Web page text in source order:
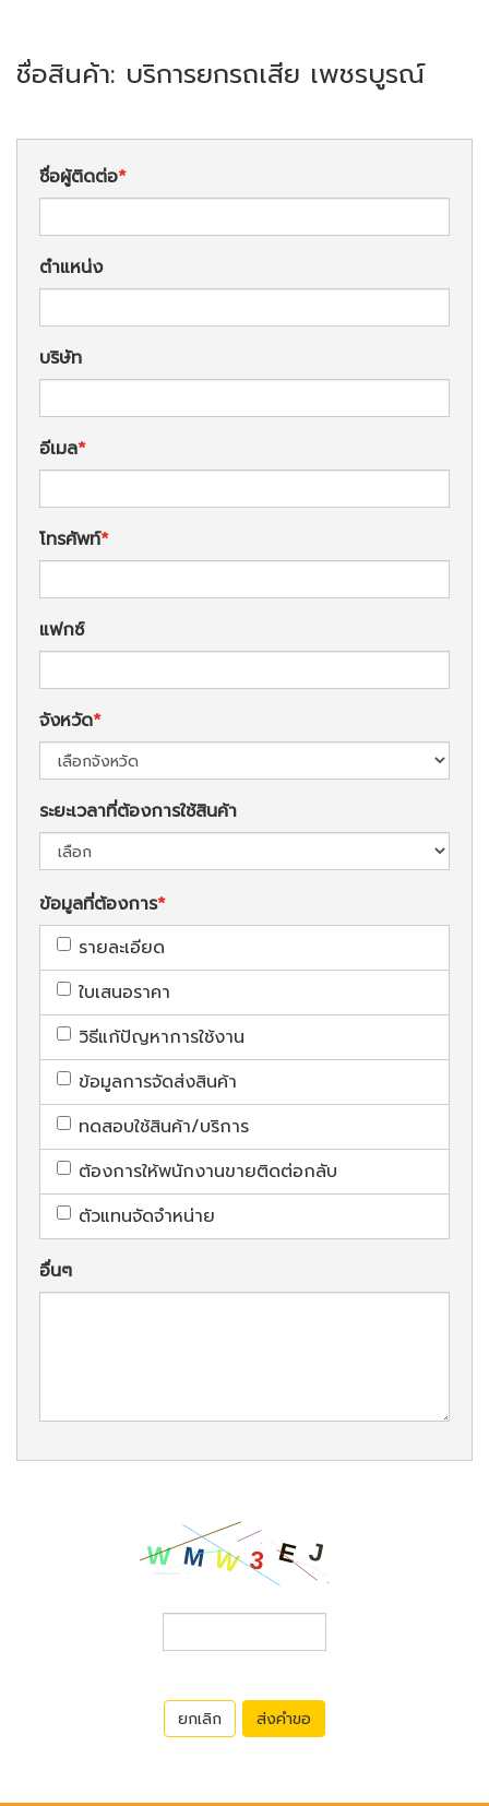
ชื่อสินค้า: บริการยกรถเสีย เพชรบูรณ์
ชื่อผู้ติดต่อ
ตำแหน่ง
บริษัท
อีเมล
โทรศัพท์
แฟกซ์
จังหวัด
ระยะเวลาที่ต้องการใช้สินค้า
ข้อมูลที่ต้องการ
รายละเอียด
ใบเสนอราคา
วิธีแก้ปัญหาการใช้งาน
ข้อมูลการจัดส่งสินค้า
ทดสอบใช้สินค้า/บริการ
ต้องการให้พนักงานขายติดต่อกลับ
ตัวแทนจัดจำหน่าย
อื่นๆ
ยกเลิก ส่งคำขอ